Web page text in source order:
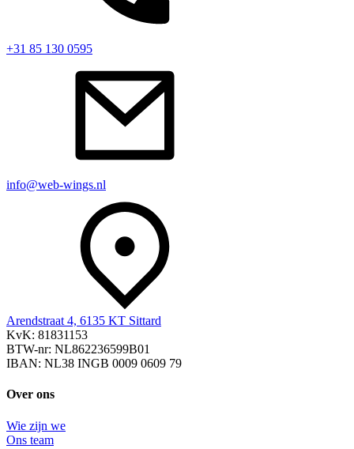
+31 85 130 0595
info@web-wings.nl
Arendstraat 4, 6135 KT Sittard
KvK: 81831153
BTW-nr: NL862236599B01
IBAN: NL38 INGB 0009 0609 79
Over ons
Wie zijn we
Ons team